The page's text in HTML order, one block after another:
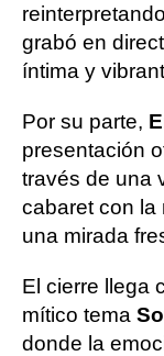
grabó en
íntima y
Por su parte,
presentación
través de una
cabaret con la
una mirada
El cierre llega
mítico tema
donde la